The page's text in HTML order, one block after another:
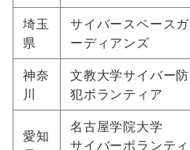
埼玉
県
サイバースペースガ
ーディアンズ
神奈
川
文教大学サイバー防
犯ボランティア
愛知
名古屋学院大学
サイバーボランティ